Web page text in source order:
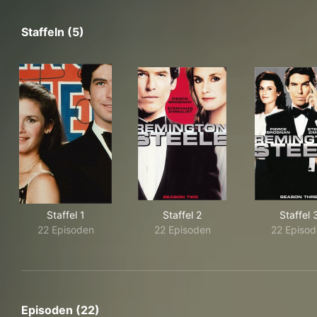
Staffeln (5)
Staffel 1
22 Episoden
Staffel 2
22 Episoden
Staffel
22
Episoden (22)